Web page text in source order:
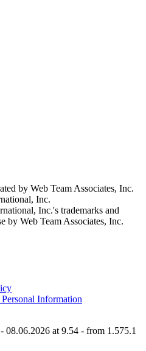
by Web Team Associates, Inc.
Inc.
Inc.'s trademarks and
by Web Team Associates, Inc.
Information
at 9.54 - from 1.575.1